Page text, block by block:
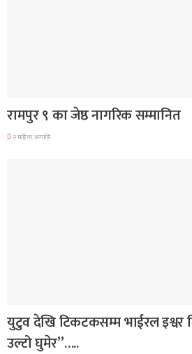
रामपुर ९ का जेष्ठ नागरिक सम्मानित
२ महिना अगाडि
युटुव देखि टिकटकसम्म भाईरल इश्वर
उल्टो घुमेर”…..